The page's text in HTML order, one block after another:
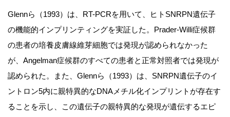
Glennら（1993）は、RT-PCRを用いて、ヒトSNRPN遺伝子
の機能的インプリンティングを実証した。Prader-Willi症候群
の患者の培養皮膚線維芽細胞では発現が認められなかった
が、Angelman症候群のすべての患者と正常対照者では発現が
認められた。また、Glennら（1993）は、SNRPN遺伝子のイ
ントロン5内に親特異的なDNAメチル化インプリントが存在す
ることを示し、この遺伝子の親特異的な発現が遺伝するエピ